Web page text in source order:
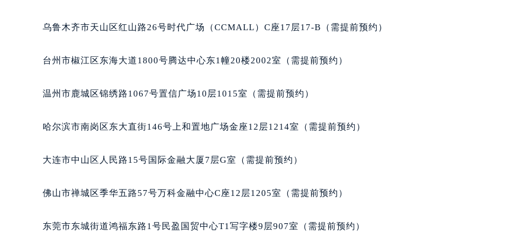
辽宁省阜新市海州区解放大街百达翡丽售后服务中心（需提前预约）
辽宁省锦州市古塔区中央大街百达翡丽售后服务中心（需提前预约）
辽宁省盘锦市兴隆台区石油大街百达翡丽售后服务中心（需提前预约）
辽宁省营口市站前区市府路与渤海大街交叉口百达翡丽售后服务中心（需提前预约）
辽宁省沈阳市沈河区中街路83号亨得利名表维修授权店1楼百达翡丽售后服务中心（需提前预约）
北京市东城区东长安街1号王府井东方广场W3座6层602室百达翡丽售后服务中心（需提前预约）
内蒙古自治区阿拉善盟市左旗土尔扈特大街百达翡丽售后服务中心（需提前预约）
乌鲁木齐市天山区红山路26号时代广场（CCMALL）C座17层17-B（需提前预约）
台州市椒江区东海大道1800号腾达中心东1幢20楼2002室（需提前预约）
温州市鹿城区锦绣路1067号置信广场10层1015室（需提前预约）
哈尔滨市南岗区东大直街146号上和置地广场金座12层1214室（需提前预约）
大连市中山区人民路15号国际金融大厦7层G室（需提前预约）
佛山市禅城区季华五路57号万科金融中心C座12层1205室（需提前预约）
东莞市东城街道鸿福东路1号民盈国贸中心T1写字楼9层907室（需提前预约）